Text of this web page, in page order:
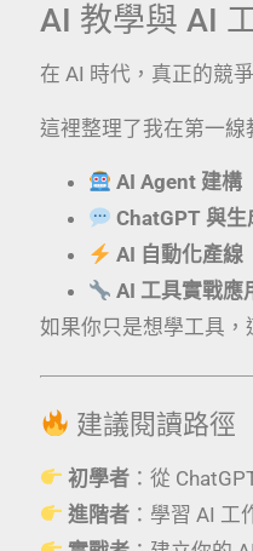
AI 教學與 AI
在 AI 時代，真正的競
這裡整理了我在第一
AI Agent 建構
ChatGPT 與
AI 自動化產線
AI 工具實戰應
如果你只是想學工具
建議閱讀路徑
初學者 ：從
進階者 ：學習 AI